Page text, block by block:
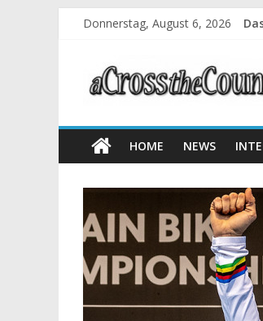
Donnerstag, August 6, 2026
HOME NEWS